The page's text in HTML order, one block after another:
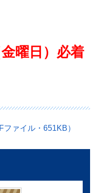
曜日）必着
ァイル・651KB）